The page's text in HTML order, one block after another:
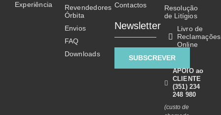
Experiência
Revendedores
Órbita
Envios
FAQ
Downloads
Contactos
Newsletter
SUBSCREVER
Resolução
de Litígios
Livro de
Reclamações
Online
APOIO ao
CLIENTE
(351) 234
248 980
(custo de